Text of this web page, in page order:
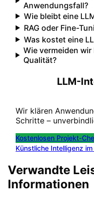
Anwendungsfall?
Wie bleibt eine
RAG oder Fine-
Was kostet eine
Wie vermeiden
Qualität?
LLM-
Wir klären
Schritte –
Kostenlosen Projekt-
Künstliche Intelligenz
Verwandte
Informationen